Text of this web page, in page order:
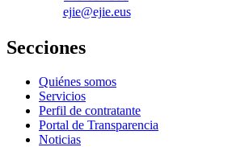
ejie@ejie.eus
Secciones
Quiénes somos
Servicios
Perfil de contratante
Portal de Transparencia
Noticias